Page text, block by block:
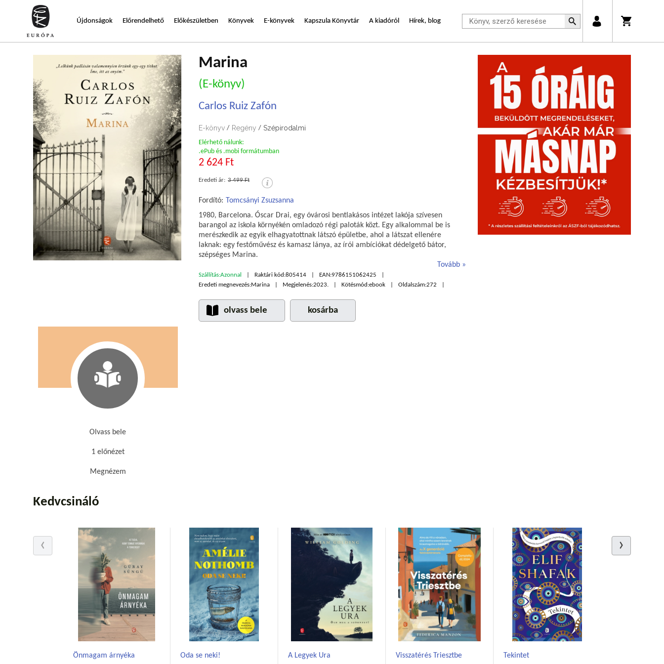
Újdonságok Előrendelhető Előkészületben Könyvek E-könyvek Kapszula Könyvtár A kiadóról Hírek, blog
Marina
(E-könyv)
Carlos Ruiz Zafón
E-könyv / Regény / Szépirodalmi
Elérhető nálunk:
.ePub és .mobi formátumban
2 624 Ft
Eredeti ár: 3 499 Ft
Fordító:
Tomcsányi Zsuzsanna
1980, Barcelona. Óscar Drai, egy óvárosi bentlakásos intézet lakója szívesen
barangol az iskola környékén omladozó régi paloták közt. Egy alkalommal be is
merészkedik az egyik elhagyatottnak látszó épületbe, ahol a látszat ellenére
laknak: egy festőművész és kamasz lánya, az írói ambíciókat dédelgető bátor,
szépséges Marina.
Tovább
Szállítás:Azonnal Raktári kód:805414 EAN:9786151062425
Eredeti megnevezés:Marina Megjelenés:2023. Kötésmód:ebook Oldalszám:272
olvass bele kosárba
Olvass bele
1 előnézet
Megnézem
Kedvcsináló
Önmagam árnyéka Oda se neki! A Legyek Ura Visszatérés Triesztbe Tekintet